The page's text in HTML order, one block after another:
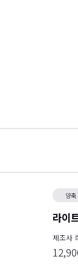
양축
라이
제조사